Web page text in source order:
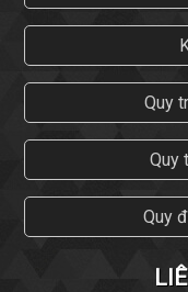
Quy
Quy
Quy